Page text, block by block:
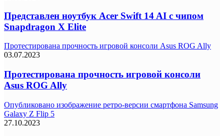
Представлен ноутбук Acer Swift 14 AI с чипом
Snapdragon X Elite
Протестирована прочность игровой консоли Asus ROG Ally
03.07.2023
Протестирована прочность игровой консоли
Asus ROG Ally
Опубликовано изображение ретро-версии смартфона Samsung
Galaxy Z Flip 5
27.10.2023